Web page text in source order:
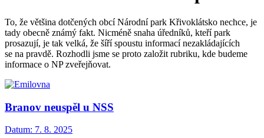
To, že většina dotčených obcí Národní park Křivoklátsko nechce, je
tady obecně známý fakt. Nicméně snaha úředníků, kteří park
prosazují, je tak velká, že šíří spoustu informací nezakládajících
se na pravdě. Rozhodli jsme se proto založit rubriku, kde budeme
informace o NP zveřejňovat.
Branov neuspěl u NSS
Datum: 7. 8. 2025